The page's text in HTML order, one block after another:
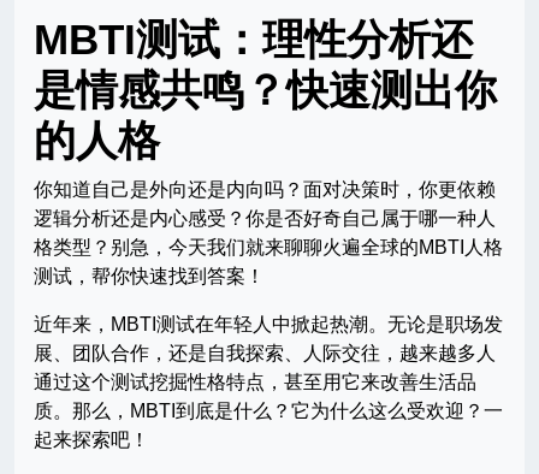
MBTI测试：理性分析还
是情感共鸣？快速测出你
的人格
你知道自己是外向还是内向吗？面对决策时，你更依赖
逻辑分析还是内心感受？你是否好奇自己属于哪一种人
格类型？别急，今天我们就来聊聊火遍全球的MBTI人格
测试，帮你快速找到答案！
近年来，MBTI测试在年轻人中掀起热潮。无论是职场发
展、团队合作，还是自我探索、人际交往，越来越多人
通过这个测试挖掘性格特点，甚至用它来改善生活品
质。那么，MBTI到底是什么？它为什么这么受欢迎？一
起来探索吧！